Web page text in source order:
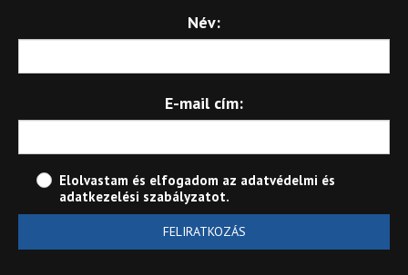
Név:
E-mail cím:
Elolvastam és elfogadom az adatvédelmi és
adatkezelési szabályzatot.
FELIRATKOZÁS